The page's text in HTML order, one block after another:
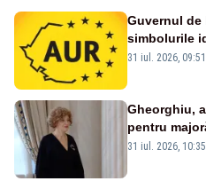
Guvernul de
simbolurile
română nu
31 iul. 2026, 09:51
Gheorghiu,
pentru
31 iul. 2026, 10:35